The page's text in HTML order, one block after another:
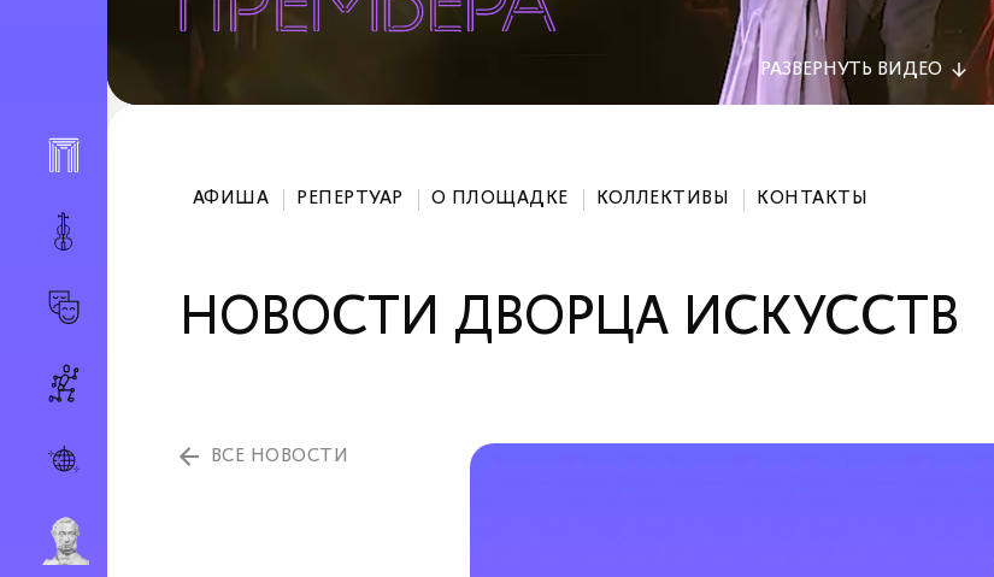
РАЗВЕРНУТЬ ВИДЕО
АФИША РЕПЕРТУАР О ПЛОЩАДКЕ КОЛЛЕКТИВЫ КОНТАКТЫ
НОВОСТИ ДВОРЦА ИСКУССТВ
ВСЕ НОВОСТИ